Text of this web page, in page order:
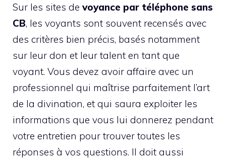
Sur les sites de voyance par téléphone sans
CB, les voyants sont souvent recensés avec
des critères bien précis, basés notamment
sur leur don et leur talent en tant que
voyant. Vous devez avoir affaire avec un
professionnel qui maîtrise parfaitement l’art
de la divination, et qui saura exploiter les
informations que vous lui donnerez pendant
votre entretien pour trouver toutes les
réponses à vos questions. Il doit aussi